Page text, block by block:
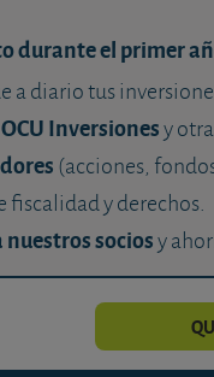
durante el primer
a diario tus
Inversionesy
(acciones,
fiscalidad y derechos.
sociosy